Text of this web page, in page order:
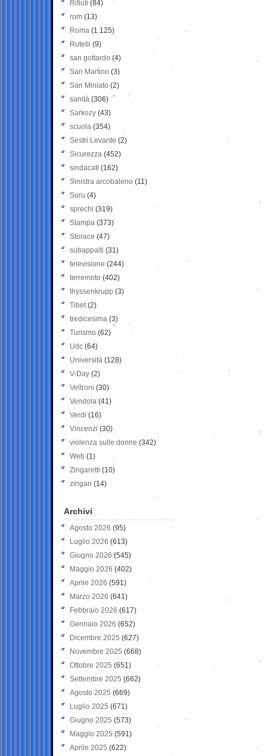
Rifiuti (84)
rom (13)
Roma (1.125)
Rutelli (9)
san gottardo (4)
San Martino (3)
San Miniato (2)
sanità (306)
Sarkozy (43)
scuola (354)
Sestri Levante (2)
Sicurezza (452)
sindacati (162)
Sinistra arcobaleno (11)
Soru (4)
sprechi (319)
Stampa (373)
Storace (47)
subappalti (31)
televisione(244)
terremoto (402)
thyssenkrupp (3)
Tibet(2)
tredicesima (3)
Turismo (62)
Udc (64)
Università (128)
V-Day (2)
Veltroni (30)
Vendola (41)
Verdi (16)
Vincenzi (30)
violenza sulle donne (342)
Web (1)
Zingaretti (10)
zingari (14)
Archivi
Agosto 2026 (95)
Luglio 2026 (613)
Giugno 2026 (545)
Maggio 2026 (402)
Aprile 2026 (591)
Marzo 2026 (641)
Febbraio 2026 (617)
Gennaio 2026 (652)
Dicembre 2025 (627)
Novembre 2025 (668)
Ottobre 2025 (651)
Settembre 2025 (662)
Agosto 2025 (669)
Luglio 2025 (671)
Giugno 2025 (573)
Maggio 2025 (591)
Aprile 2025 (622)